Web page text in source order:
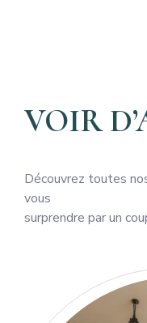
VOIR
Découvrez toutes
vous
surprendre par un